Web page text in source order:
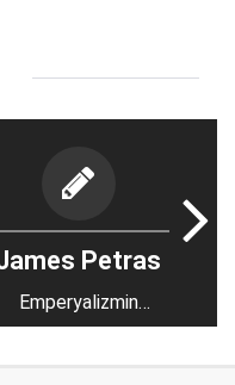
Petras
Emperyalizmin
kökenleri